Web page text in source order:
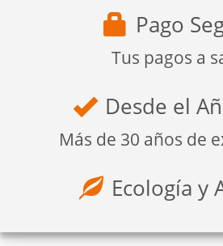
Pago
Tus pagos a
Desde el
Más de 30 años de
Ecología y